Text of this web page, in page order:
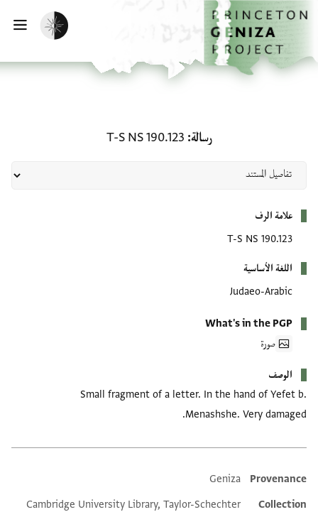
إلى المحتوى الرئيسي
الرئيسية
تفعيل الوضع المظلم
رسالة T-S NS 190.123
علامة الرف
T-S NS 190.123
اللغة الأساسية
Judaeo-Arabic
What's in the PGP
صورة
الوصف
Small fragment of a letter. In the hand of Yefet b.
Menashshe. Very damaged.
Additional metadata
Provenance
Geniza
Collection
Cambridge University Library, Taylor-Schechter